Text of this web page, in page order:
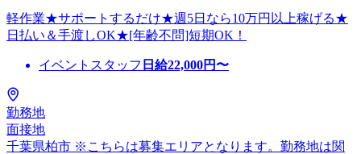
軽作業★サポートするだけ★週5日なら10万円以上稼げる★
日払い＆手渡しOK★[年齢不問]短期OK！
イベントスタッフ 日給22,000円〜
勤務地
面接地
千葉県柏市 ※こちらは募集エリアとなります。勤務地は関